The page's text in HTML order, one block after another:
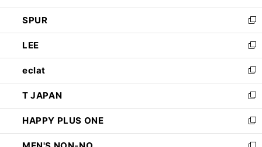
ウ
で
開
く
ン
ド
ウ
で
開
く
ウ
ィ
ン
ド
ウ
で
開
く
し
い
ウ
ィ
ン
ド
ウ
で
開
く
SPUR
新
し
い
ウ
ィ
ン
ド
ウ
で
開
LEE
新
し
い
ウ
ィ
ン
ド
ウ
eclat
新
し
い
ウ
ィ
ン
T JAPAN
新
し
い
ウ
HAPPY PLUS ONE
新
し